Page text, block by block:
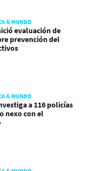
& MUNDO
evaluación de
prevención del
& MUNDO
a 116 policías
nexo con el